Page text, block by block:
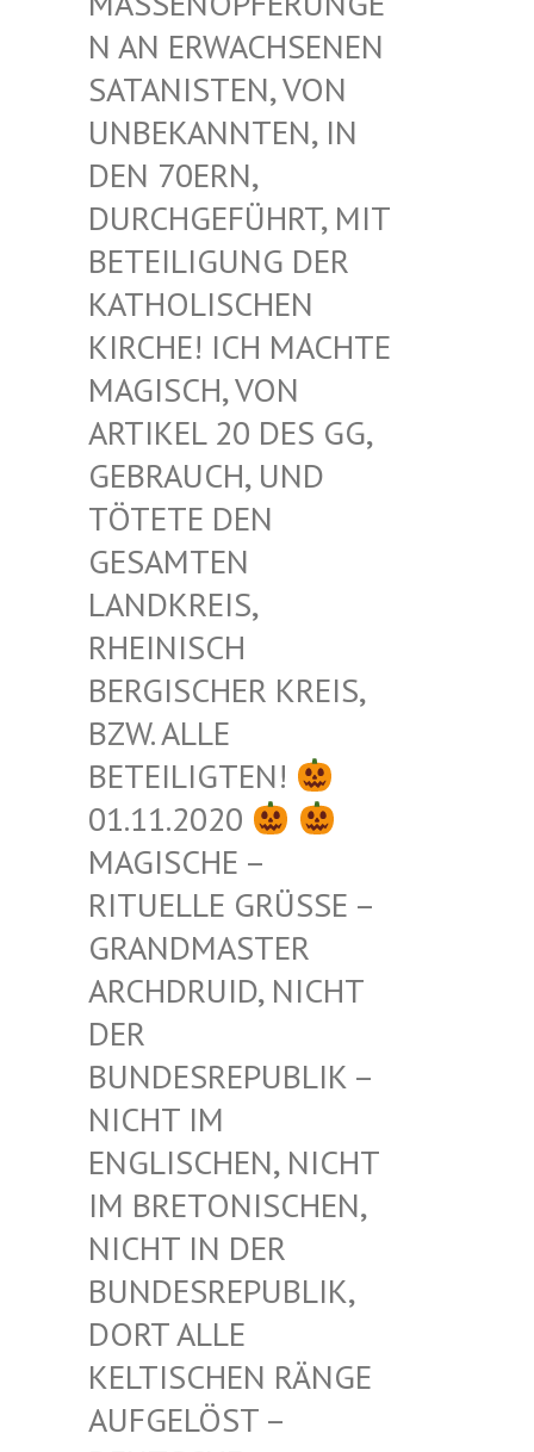
AN ERWACHSENEN S
ATANISTEN, VON U
NBEKANNTEN, IN D
EN 70ERN, D
URCHGEFÜHRT, MIT B
ETEILIGUNG DER K
ATHOLISCHEN K
IRCHE! ICH MACHTE M
AGISCH, VON A
RTIKEL 20 DES GG, G
EBRAUCH, UND T
ÖTETE DEN G
ESAMTEN L
ANDKREIS, R
HEINISCH B
ERGISCHER KREIS, B
ZW. ALLE B
ETEILIGTEN!
01.11.2020
MAGISCHE –
RITUELLE GRÜSSE – G
RANDMASTER A
RCHDRUID, NICHT D
ER B
UNDESREPUBLIK – N
ICHT IM E
NGLISCHEN, NICHT I
M BRETONISCHEN, N
ICHT IN DER B
UNDESREPUBLIK, D
ORT ALLE K
ELTISCHEN RÄNGE A
UFGELÖST – D